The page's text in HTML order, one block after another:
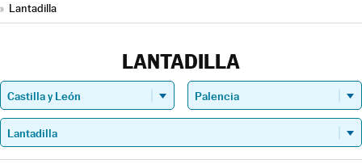
» Lantadilla
LANTADILLA